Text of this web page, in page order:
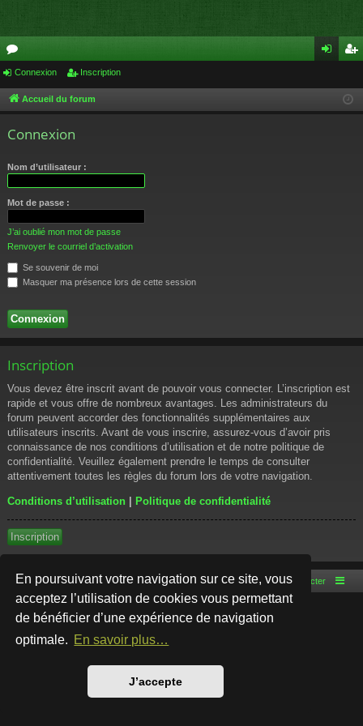
En poursuivant votre navigation sur ce site, vous
acceptez l’utilisation de cookies vous permettant
de bénéficier d’une expérience de navigation
optimale. En savoir plus…
J’accepte
or
u cri
Connexion Inscription
Accueil du forum
Connexion
Nom d’utilisateur :
Mot de passe :
J’ai oublié mon mot de passe
Renvoyer le courriel d’activation
Se souvenir de moi
Masquer ma présence lors de cette session
Inscription
Vous devez être inscrit avant de pouvoir vous connecter. L’inscription est
rapide et vous offre de nombreux avantages. Les administrateurs du
forum peuvent accorder des fonctionnalités supplémentaires aux
utilisateurs inscrits. Avant de vous inscrire, assurez-vous d’avoir pris
connaissance de nos conditions d’utilisation et de notre politique de
confidentialité. Veuillez également prendre le temps de consulter
attentivement toutes les règles du forum lors de votre navigation.
Conditions d’utilisation | Politique de confidentialité
Inscription
Accueil du forum Nous contacter
Développé parphpBB® Forum Software © phpBB Limited
Style par
Traduction française officielle